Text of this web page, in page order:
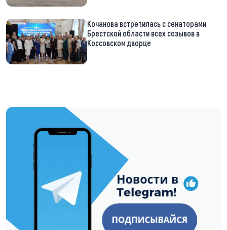
Кочанова встретилась с сенаторами
Брестской области всех созывов в
Коссовском дворце
https://t.me/minskctvby